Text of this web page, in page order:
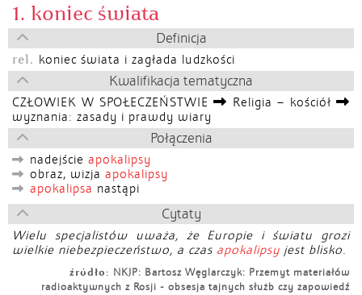
1. koniec świata
Definicja
rel. koniec świata i zagłada ludzkości
Kwalifikacja tematyczna
CZŁOWIEK W SPOŁECZEŃSTWIE
Religia – kościół
wyznania: zasady i prawdy wiary
Połączenia
nadejście apokalipsy
obraz, wizja apokalipsy
apokalipsa nastąpi
Cytaty
Wielu specjalistów uważa, że Europie i światu grozi
wielkie niebezpieczeństwo, a czas apokalipsy jest blisko.
źródło: NKJP: Bartosz Węglarczyk: Przemyt materiałów
radioaktywnych z Rosji - obsesja tajnych służb czy zapowiedź